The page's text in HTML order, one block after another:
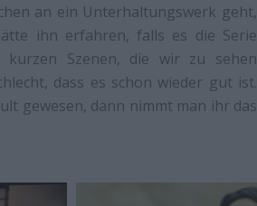
an ein Unterhaltungswerk geht,
ihn erfahren, falls es die Serie
Szenen, die wir zu sehen
dass es schon wieder gut ist.
gewesen, dann nimmt man ihr das